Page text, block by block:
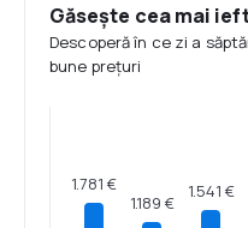
Găsește cea mai
Descoperă în ce zi a
bune prețuri
1.781 €
1.189 €
1.541 €